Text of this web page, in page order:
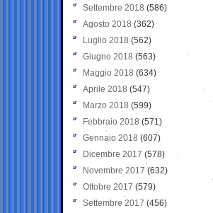
Settembre 2018 (586)
Agosto 2018 (362)
Luglio 2018 (562)
Giugno 2018 (563)
Maggio 2018 (634)
Aprile 2018 (547)
Marzo 2018 (599)
Febbraio 2018 (571)
Gennaio 2018 (607)
Dicembre 2017 (578)
Novembre 2017 (632)
Ottobre 2017 (579)
Settembre 2017 (456)